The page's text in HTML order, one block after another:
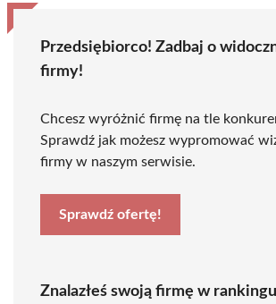
Przedsiębiorco! Zadbaj o
firmy!
Chcesz wyróżnić firmę na tle
Sprawdź jak możesz wypromować
firmy w naszym serwisie.
Sprawdź ofertę!
Znalazłeś swoją firmę w